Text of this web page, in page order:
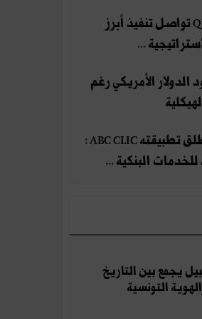
مجموعة QNB تواصل تنفيذ أبرز
...
الأمريكي رغم
بنك ABC يطلق تطبيقته ABC CLIC :
البنكية ...
يجمع بين التاريخ
التونسية